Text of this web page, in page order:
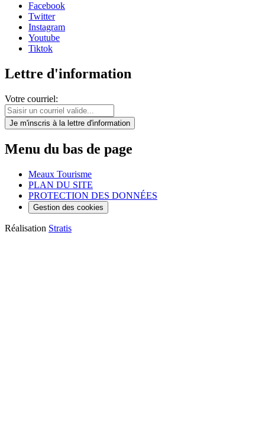
Facebook
Twitter
Instagram
Youtube
Tiktok
Lettre d'information
Votre courriel:
Je m'inscris à la lettre d'information
Menu du bas de page
Meaux Tourisme
PLAN DU SITE
PROTECTION DES DONNÉES
Gestion des cookies
Réalisation Stratis